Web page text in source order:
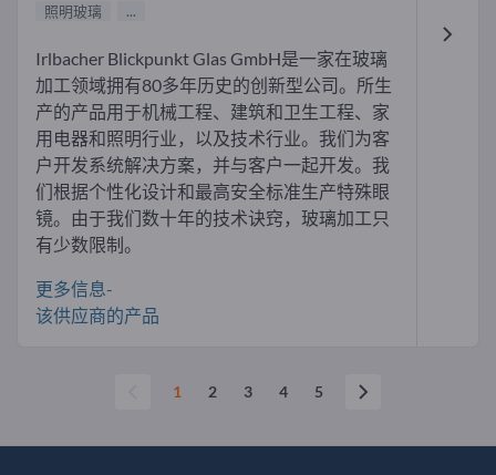
照明玻璃
...
Irlbacher Blickpunkt Glas GmbH是一家在玻璃
加工领域拥有80多年历史的创新型公司。所生
产的产品用于机械工程、建筑和卫生工程、家
用电器和照明行业，以及技术行业。我们为客
户开发系统解决方案，并与客户一起开发。我
们根据个性化设计和最高安全标准生产特殊眼
镜。由于我们数十年的技术诀窍，玻璃加工只
有少数限制。
更多信息-
该供应商的产品
1 2 3 4 5